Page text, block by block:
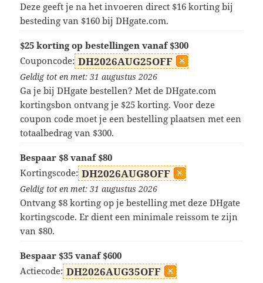
Deze geeft je na het invoeren direct $16 korting bij
besteding van $160 bij DHgate.com.
$25 korting op bestellingen vanaf $300
Couponcode: DH2026AUG25OFF
Geldig tot en met: 31 augustus 2026
Ga je bij DHgate bestellen? Met de DHgate.com
kortingsbon ontvang je $25 korting. Voor deze
coupon code moet je een bestelling plaatsen met een
totaalbedrag van $300.
Bespaar $8 vanaf $80
Kortingscode: DH2026AUG8OFF
Geldig tot en met: 31 augustus 2026
Ontvang $8 korting op je bestelling met deze DHgate
kortingscode. Er dient een minimale reissom te zijn
van $80.
Bespaar $35 vanaf $600
Actiecode: DH2026AUG35OFF